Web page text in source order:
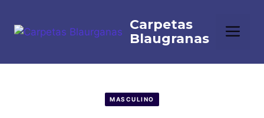
contenido
MASCULINO